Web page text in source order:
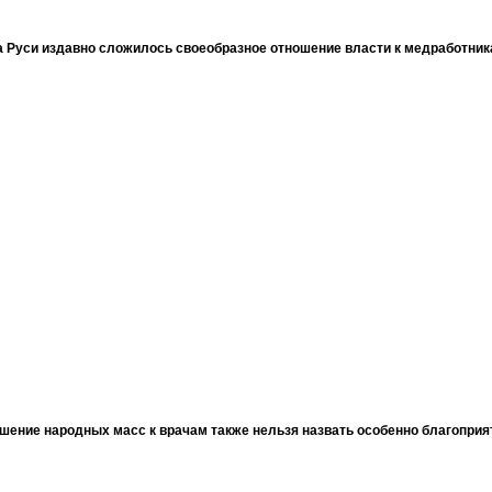
Руси издавно сложилось своеобразное отношение власти к
народных масс к врачам также нельзя назвать особенно